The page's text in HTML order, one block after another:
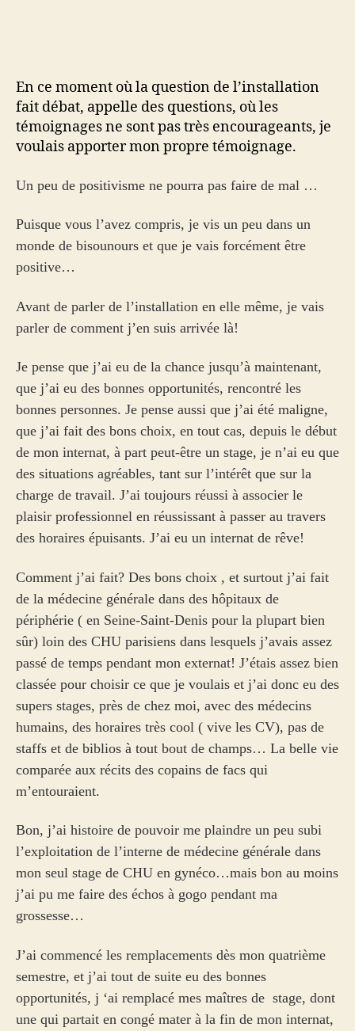
En ce moment où la question de l’installation
fait débat, appelle des questions, où les
témoignages ne sont pas très encourageants, je
voulais apporter mon propre témoignage.
Un peu de positivisme ne pourra pas faire de mal …
Puisque vous l’avez compris, je vis un peu dans un
monde de bisounours et que je vais forcément être
positive…
Avant de parler de l’installation en elle même, je vais
parler de comment j’en suis arrivée là!
Je pense que j’ai eu de la chance jusqu’à maintenant,
que j’ai eu des bonnes opportunités, rencontré les
bonnes personnes. Je pense aussi que j’ai été maligne,
que j’ai fait des bons choix, en tout cas, depuis le début
de mon internat, à part peut-être un stage, je n’ai eu que
des situations agréables, tant sur l’intérêt que sur la
charge de travail. J’ai toujours réussi à associer le
plaisir professionnel en réussissant à passer au travers
des horaires épuisants. J’ai eu un internat de rêve!
Comment j’ai fait? Des bons choix , et surtout j’ai fait
de la médecine générale dans des hôpitaux de
périphérie ( en Seine-Saint-Denis pour la plupart bien
sûr) loin des CHU parisiens dans lesquels j’avais assez
passé de temps pendant mon externat! J’étais assez bien
classée pour choisir ce que je voulais et j’ai donc eu des
supers stages, près de chez moi, avec des médecins
humains, des horaires très cool ( vive les CV), pas de
staffs et de biblios à tout bout de champs… La belle vie
comparée aux récits des copains de facs qui
m’entouraient.
Bon, j’ai histoire de pouvoir me plaindre un peu subi
l’exploitation de l’interne de médecine générale dans
mon seul stage de CHU en gynéco…mais bon au moins
j’ai pu me faire des échos à gogo pendant ma
grossesse…
J’ai commencé les remplacements dès mon quatrième
semestre, et j’ai tout de suite eu des bonnes
opportunités, j ‘ai remplacé mes maîtres de stage, dont
une qui partait en congé mater à la fin de mon internat,